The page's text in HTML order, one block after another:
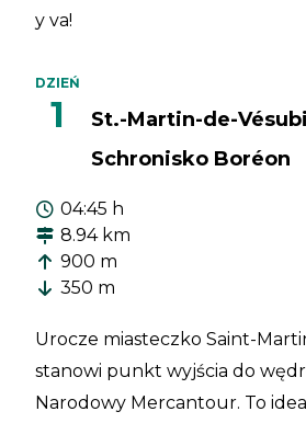
y va!
DZIEŃ
1
St.-Martin-de-
Schronisko Boréon
04:45 h
8.94 km
900 m
350 m
Urocze miasteczko Saint-
stanowi punkt wyjścia do
Narodowy Mercantour. To